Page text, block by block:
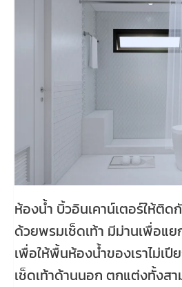
ห้องน้ำ บิ้วอินเคาน์เตอร์ให้ติ
ด้วยพรมเช็ดเท้า มีม่านเพื่อแย
เพื่อให้พื้นห้องน้ำของเราไม่เ
เช็ดเท้าด้านนอก ตกแต่งทั้งสา